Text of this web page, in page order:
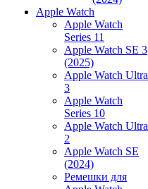
Apple Watch
Apple Watch
Series 11
Apple Watch SE 3
(2025)
Apple Watch Ultra
3
Apple Watch
Series 10
Apple Watch Ultra
2
Apple Watch SE
(2024)
Ремешки для